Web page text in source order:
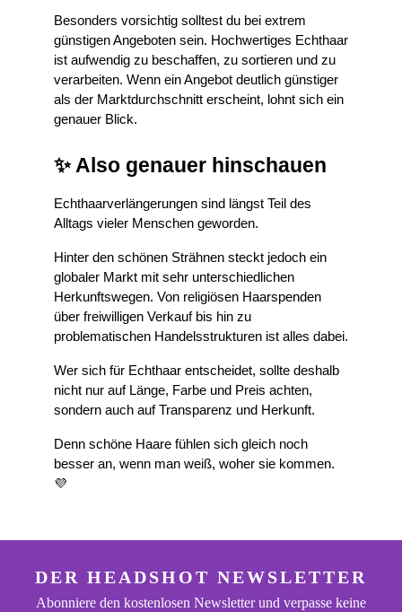
Besonders vorsichtig solltest du bei extrem
günstigen Angeboten sein. Hochwertiges Echthaar
ist aufwendig zu beschaffen, zu sortieren und zu
verarbeiten. Wenn ein Angebot deutlich günstiger
als der Marktdurchschnitt erscheint, lohnt sich ein
genauer Blick.
✨ Also genauer hinschauen
Echthaarverlängerungen sind längst Teil des
Alltags vieler Menschen geworden.
Hinter den schönen Strähnen steckt jedoch ein
globaler Markt mit sehr unterschiedlichen
Herkunftswegen. Von religiösen Haarspenden
über freiwilligen Verkauf bis hin zu
problematischen Handelsstrukturen ist alles dabei.
Wer sich für Echthaar entscheidet, sollte deshalb
nicht nur auf Länge, Farbe und Preis achten,
sondern auch auf Transparenz und Herkunft.
Denn schöne Haare fühlen sich gleich noch
besser an, wenn man weiß, woher sie kommen.
💜
DER HEADSHOT NEWSLETTER
Abonniere den kostenlosen Newsletter und verpasse keine
Deine E-Mail Adresse eingeben